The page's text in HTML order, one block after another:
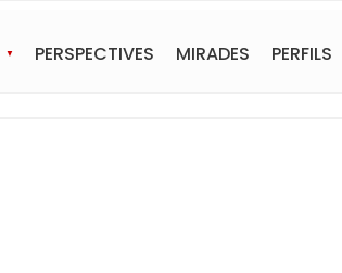
PERSPECTIVES MIRADES PERFILS